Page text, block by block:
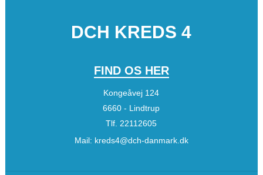
DCH KREDS 4
FIND OS HER
Kongeåvej 124
6660 - Lindtrup
Tlf. 22112605
Mail: kreds4@dch-danmark.dk